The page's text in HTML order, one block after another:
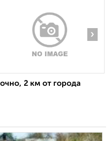
›
2 км от города